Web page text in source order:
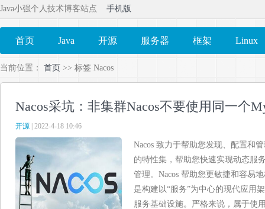
Java小强个人技术博客站点 手机版
首页 Java 开源 服务器 框架 Linux
当前位置： 首页 >> 标签 Nacos
Nacos采坑：非集群Nacos不要使用同一个
开源 | 2022-4-18 10:46
Nacos 致力于帮助您发现、配置和
的特性集，帮助您快速实现动态服
管理。Nacos 帮助您更敏捷和容易
是构建以“服务”为中心的现代应用
服务基础设施。严格来说，属于使